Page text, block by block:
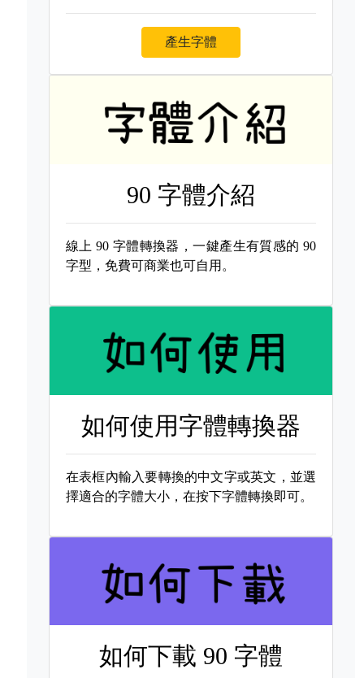
產生字體
90 字體介紹
線上90 字體轉換器，一鍵產生有質感的90
字型，免費可商業也可自用。
如何使用字體轉換器
在表框內輸入要轉換的中文字或英文，並選
擇適合的字體大小，在按下字體轉換即可。
如何下載 90 字體